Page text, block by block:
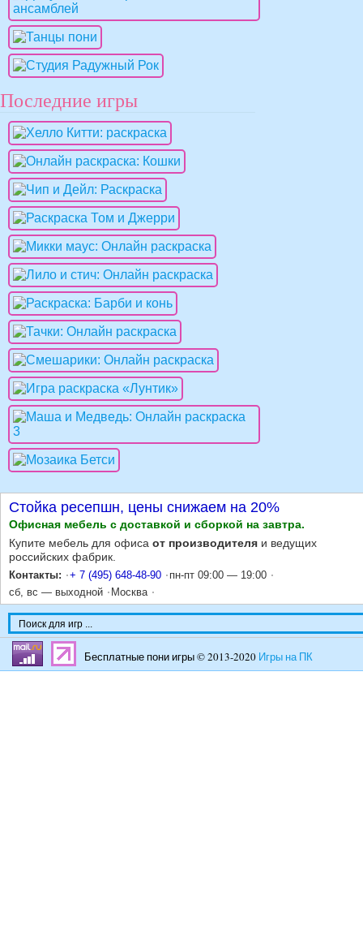
Последние игры
Стойка ресепшн, цены снижаем на 20%
Офисная мебель с доставкой и сборкой на завтра.
Купите мебель для офиса от производителя и ведущих
российских фабрик.
Контакты: + 7 (495) 648-48-90
пн-пт 09:00 — 19:00
сб, вс — выходной
Москва
Бесплатные пони игры © 2013-2020 Игры на ПК